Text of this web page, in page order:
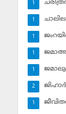
1
1
1
1
1
ജിഹാദ്‌
2
1